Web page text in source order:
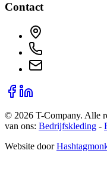
Contact
© 2026 T-Company. Alle
van ons: Bedrijfskleding -
Website door